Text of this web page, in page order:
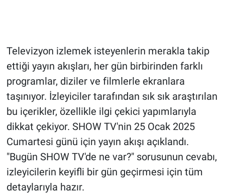
Televizyon izlemek isteyenlerin merakla takip
ettiği yayın akışları, her gün birbirinden farklı
programlar, diziler ve filmlerle ekranlara
taşınıyor. İzleyiciler tarafından sık sık araştırılan
bu içerikler, özellikle ilgi çekici yapımlarıyla
dikkat çekiyor. SHOW TV'nin 25 Ocak 2025
Cumartesi günü için yayın akışı açıklandı.
"Bugün SHOW TV'de ne var?" sorusunun cevabı,
izleyicilerin keyifli bir gün geçirmesi için tüm
detaylarıyla hazır.